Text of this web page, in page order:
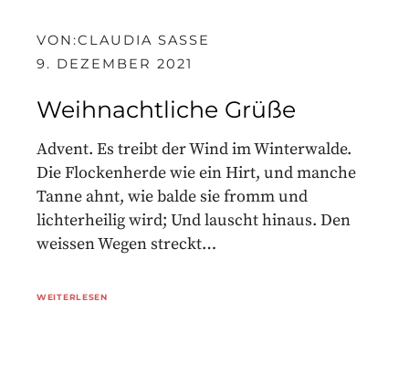
VON:CLAUDIA SASSE
9. DEZEMBER 2021
Weihnachtliche Grüße
Advent. Es treibt der Wind im Winterwalde.
Die Flockenherde wie ein Hirt, und manche
Tanne ahnt, wie balde sie fromm und
lichterheilig wird; Und lauscht hinaus. Den
weissen Wegen streckt…
WEITERLESEN